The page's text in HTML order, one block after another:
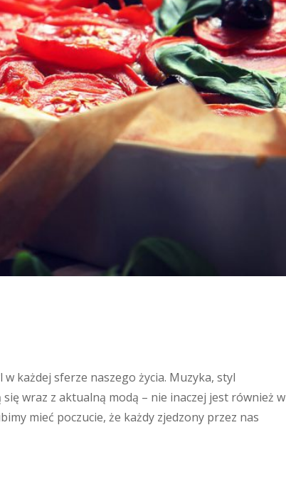
każdej sferze naszego życia. Muzyka, styl
wraz z aktualną modą – nie inaczej jest również w
mieć poczucie, że każdy zjedzony przez nas